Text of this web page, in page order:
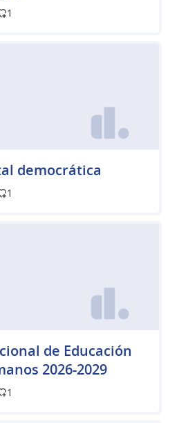
1
democrática
1
de Educación
2026-2029
1